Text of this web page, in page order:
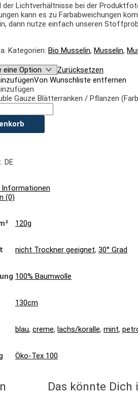
der Lichtverhältnisse bei der
kann es zu Farbabweichungen
dann nutze einfach unseren
Kategorien: Bio Musselin, Musselin,
Zurücksetzen
Von Wunschliste entfernen
Gauze Blätterranken / Pflanzen
DE
(0)
120g
nicht Trockner geeignet, 30° Grad
100% Baumwolle
130cm
blau, creme, lachs/koralle, mint,
Öko-Tex 100
Das könnte Dich